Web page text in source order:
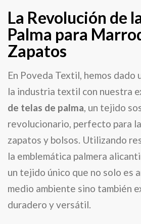
La Revolución de
Palma para
Zapatos
En Poveda Textil, hemos dado
la industria textil con nuestra
de telas de palma, un tejido
revolucionario, perfecto para
zapatos y bolsos. Utilizando
la emblemática palmera
un tejido único que no solo es
medio ambiente sino también
duradero y versátil.